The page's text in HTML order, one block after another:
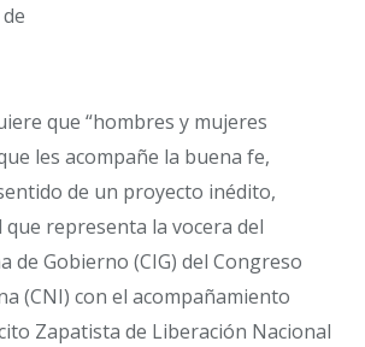
que “hombres y mujeres
les acompañe la buena fe,
de un proyecto inédito,
que representa la vocera del
de Gobierno (CIG) del Congreso
(CNI) con el acompañamiento
Zapatista de Liberación Nacional